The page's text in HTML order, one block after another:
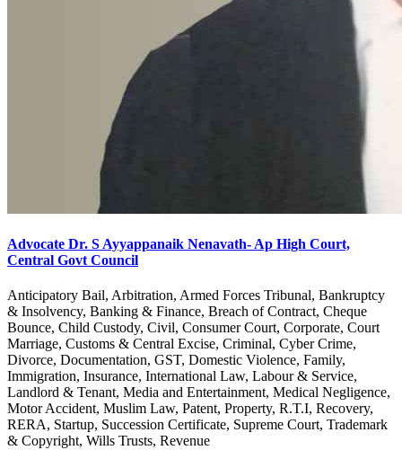
Advocate Dr. S Ayyappanaik Nenavath- Ap High Court,
Central Govt Council
Anticipatory Bail, Arbitration, Armed Forces Tribunal, Bankruptcy
& Insolvency, Banking & Finance, Breach of Contract, Cheque
Bounce, Child Custody, Civil, Consumer Court, Corporate, Court
Marriage, Customs & Central Excise, Criminal, Cyber Crime,
Divorce, Documentation, GST, Domestic Violence, Family,
Immigration, Insurance, International Law, Labour & Service,
Landlord & Tenant, Media and Entertainment, Medical Negligence,
Motor Accident, Muslim Law, Patent, Property, R.T.I, Recovery,
RERA, Startup, Succession Certificate, Supreme Court, Trademark
& Copyright, Wills Trusts, Revenue